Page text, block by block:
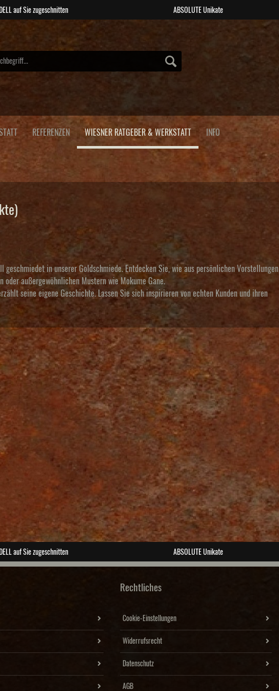
auf Sie zugeschnitten ABSOLUTE Unikate
REFERENZEN WIESNER RATGEBER & WERKSTATT INFO
in unserer Goldschmiede. Entdecken Sie, wie aus persönlichen Vorstellungen
außergewöhnlichen Mustern wie Mokume Gane.
seine eigene Geschichte. Lassen Sie sich inspirieren von echten Kunden und ihren
auf Sie zugeschnitten ABSOLUTE Unikate
Rechtliches
Cookie-Einstellungen
Widerrufsrecht
Datenschutz
AGB